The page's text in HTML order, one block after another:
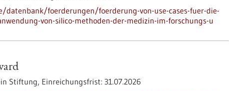
foerderungen/foerderung-von-use-cases-fuer-die-
von-silico-methoden-der-medizin-im-forschungs-u
Stiftung, Einreichungsfrist: 31.07.2026